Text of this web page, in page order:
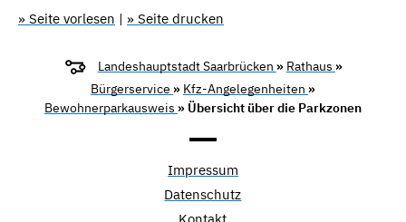
» Seite vorlesen | » Seite drucken
Landeshauptstadt Saarbrücken » Rathaus »
Bürgerservice » Kfz-Angelegenheiten »
Bewohnerparkausweis » Übersicht über die Parkzonen
Impressum
Datenschutz